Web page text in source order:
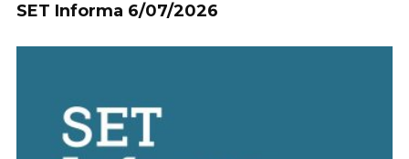
SET Informa 6/07/2026